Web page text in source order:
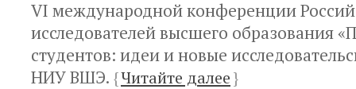
VI международной конференции
исследователей высшего образования
студентов: идеи и новые
НИУ ВШЭ. {Читайте далее}